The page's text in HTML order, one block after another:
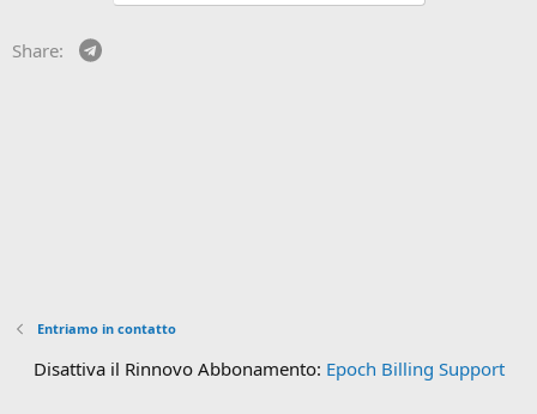
Share:
Entriamo in contatto
Disattiva il Rinnovo Abbonamento: Epoch Billing Support